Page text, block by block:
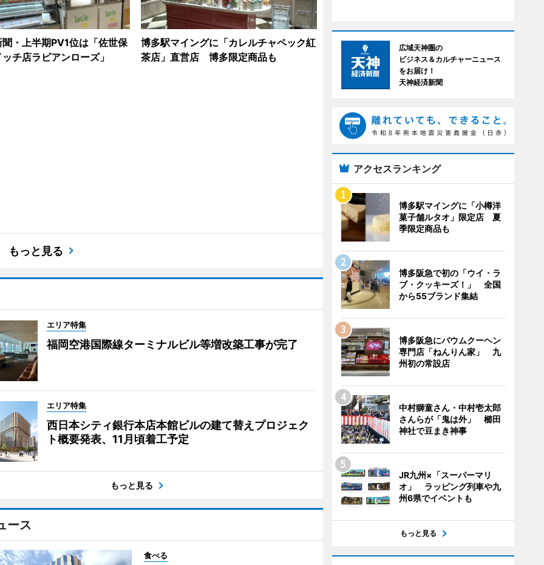
・上半期PV1位は「佐世保
チ店ラビアンローズ」
博多駅マイングに「カレルチャペック紅
茶店」直営店 博多限定商品も
もっと見る
エリア特集
福岡空港国際線ターミナルビル等増改築工事が完了
エリア特集
西日本シティ銀行本店本館ビルの建て替えプロジェク
ト概要発表、11月頃着工予定
もっと見る
ース
食べる
広域天神圏の
ビジネス＆カルチャーニュース
をお届け！
天神経済新聞
アクセスランキング
博多駅マイングに「小樽洋
菓子舗ルタオ」限定店 夏
季限定商品も
博多阪急で初の「ウイ・ラ
ブ・クッキーズ！」 全国
から55ブランド集結
博多阪急にバウムクーヘン
専門店「ねんりん家」 九
州初の常設店
中村獅童さん・中村壱太郎
さんらが「鬼は外」 櫛田
神社で豆まき神事
JR九州×「スーパーマリ
オ」 ラッピング列車や九
州6県でイベントも
もっと見る